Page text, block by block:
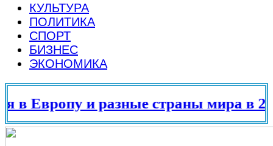
КУЛЬТУРА
ПОЛИТИКА
СПОРТ
БИЗНЕС
ЭКОНОМИКА
Европу и разные страны мира в